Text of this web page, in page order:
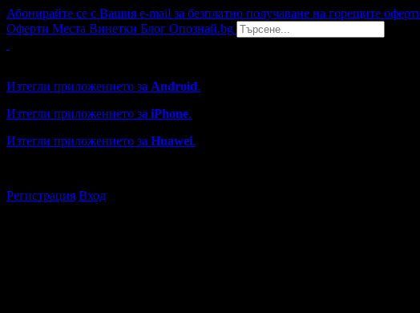
Абонирайте се с Вашия e-mail за безплатно получаване на горещите
Оферти Места Винетки Блог Опознай.bg
Изтегли приложението за Android.
Изтегли приложението за iPhone.
Изтегли приложението за Huawei.
Регистрация Вход